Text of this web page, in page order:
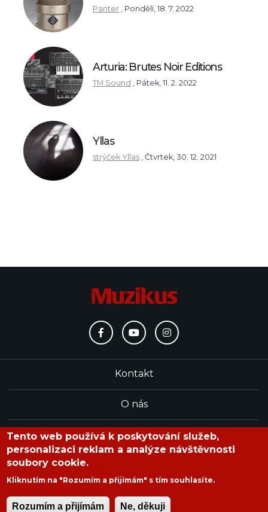
Panter , Pondělí, 18. 7. 2022
Arturia: Brutes Noir Editions
TM Sound , Pátek, 11. 2. 2022
Yllas
strýček Yllas , Čtvrtek, 30. 12. 2021
Kontakt
O nás
Redakce
Tento web používá k poskytování služeb,
personalizaci reklam a analýze návštěvnosti
soubory cookie.
Kliknutím na "Rozumím a přijímám" s tím souhlasíte.
Rozumím a přijímám Ne, děkuji